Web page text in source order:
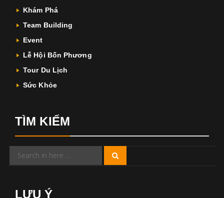
Khám Phá
Team Building
Event
Lễ Hội Bốn Phương
Tour Du Lịch
Sức Khỏe
TÌM KIẾM
Search
LƯU Ý